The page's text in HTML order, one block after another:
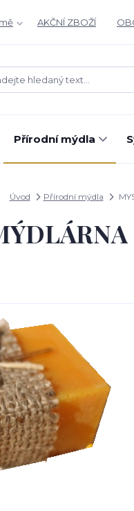
AKČNÍ ZBOŽÍ
Přírodní mýdla
Úvod Přírodní mýdla